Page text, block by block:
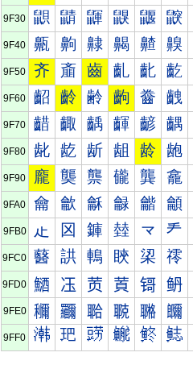
9F30 鼰 鼱 鼲 鼳 鼴 鼵
9F40 齀 齁 齂 齃 齄 齅
9F50 齐 齑 齒 齓 齔 齕
9F60 齠 齡 齢 齣 齤 齥
9F70 齰 齱 齲 齳 齴 齵
9F80 龀 龁 龂 龃 龄 龅
9F90 龐 龑 龒 龓 龔 龕
9FA0 龠 龡 龢 龣 龤 龥
9FB0 龰 龱 龲 龳 龴 龵
9FC0 鿀 鿁 鿂 鿃 鿄 鿅
9FD0 鿐 鿑 鿒 鿓 鿔 鿕
9FE0 鿠 鿡 鿢 鿣 鿤 鿥
9FF0 鿰 鿱 鿲 鿳 鿴 鿵